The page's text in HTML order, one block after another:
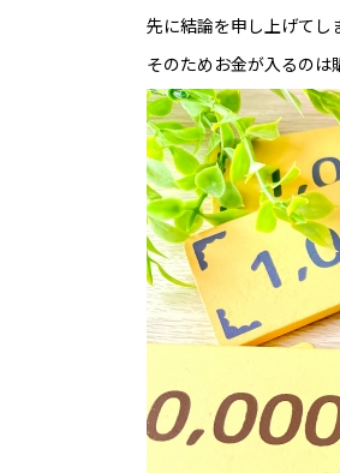
先に結論を申し上げてし
そのためお金が入るのは